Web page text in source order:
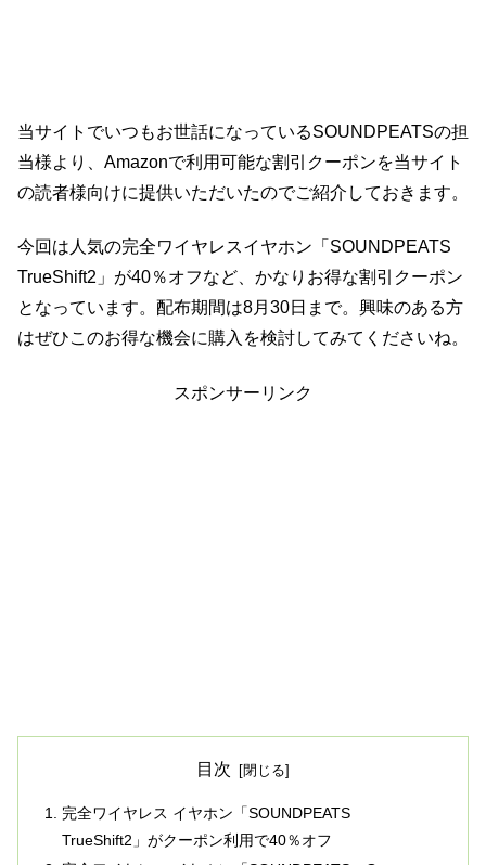
当サイトでいつもお世話になっているSOUNDPEATSの担
当様より、Amazonで利用可能な割引クーポンを当サイト
の読者様向けに提供いただいたのでご紹介しておきます。
今回は人気の完全ワイヤレスイヤホン「SOUNDPEATS
TrueShift2」が40％オフなど、かなりお得な割引クーポン
となっています。配布期間は8月30日まで。興味のある方
はぜひこのお得な機会に購入を検討してみてくださいね。
スポンサーリンク
目次
完全ワイヤレス イヤホン「SOUNDPEATS
TrueShift2」がクーポン利用で40％オフ